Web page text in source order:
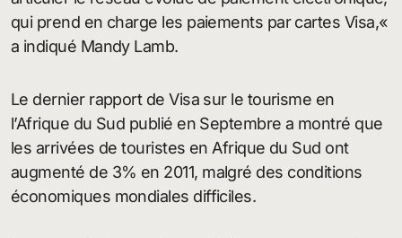
qui prend en charge les paiements par cartes Visa,«
a indiqué Mandy Lamb.
Le dernier rapport de Visa sur le tourisme en
l’Afrique du Sud publié en Septembre a montré que
les arrivées de touristes en Afrique du Sud ont
augmenté de 3% en 2011, malgré des conditions
économiques mondiales difficiles.